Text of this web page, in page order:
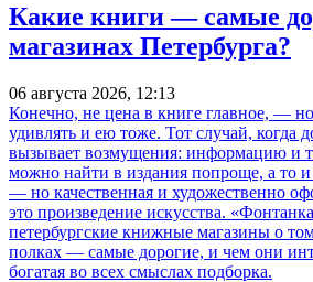
Какие книги — самые
магазинах Петербурга?
06 августа 2026, 12:13
Конечно, не цена в книге главное, —
удивлять и ею тоже. Тот случай, когда
вызывает возмущения: информацию и
можно найти в издания попроще, а то
— но качественная и художественно
это произведение искусства.
петербургские книжные магазины о
полках — самые дорогие, и чем они
богатая во всех смыслах подборка.